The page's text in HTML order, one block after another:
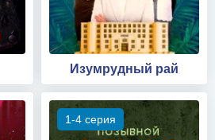
Изумрудный рай
1-4 серия